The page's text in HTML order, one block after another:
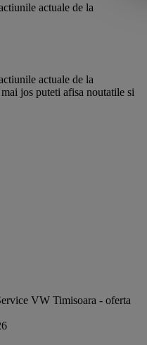
actuale de la
actuale de la
jos puteti afisa noutatile si